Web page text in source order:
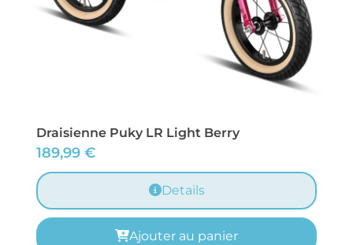
Draisienne Puky LR Light Berry
189,99 €
Details
Ajouter au panier